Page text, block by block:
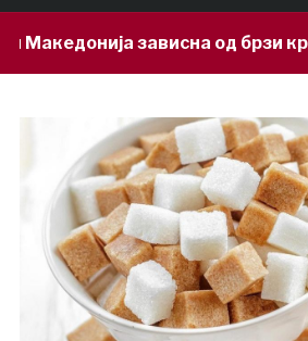
од брзи кредити –